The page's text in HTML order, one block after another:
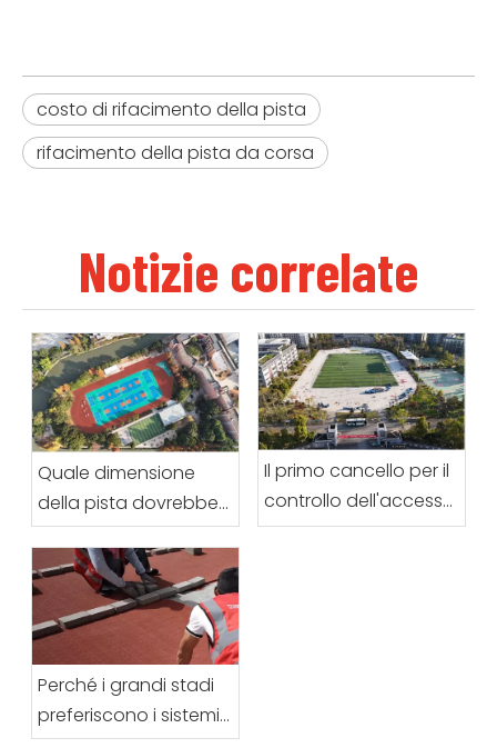
costo di rifacimento della pista
rifacimento della pista da corsa
Notizie correlate
Quale dimensione
della pista dovrebbe
scegliere una scuola?
Il primo cancello per il
controllo dell'accesso
al sito: una guida
Perché i grandi stadi
preferiscono i sistemi